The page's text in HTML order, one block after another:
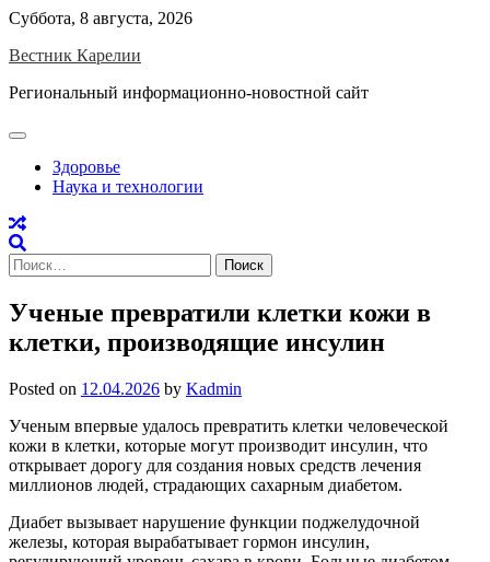
Skip
content
Суббота, 8 августа, 2026
Вестник Карелии
Региональный информационно-новостной сайт
Здоровье
Наука и технологии
Найти:
Ученые превратили клетки кожи в
клетки, производящие инсулин
Posted on 12.04.2026 by Kadmin
Ученым впервые удалось превратить клетки человеческой
кожи в клетки, которые могут производит инсулин, что
открывает дорогу для создания новых средств лечения
миллионов людей, страдающих сахарным диабетом.
Диабет вызывает нарушение функции поджелудочной
железы, которая вырабатывает гормон инсулин,